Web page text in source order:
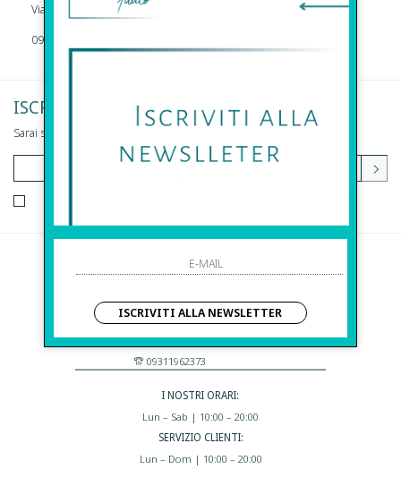
Via Della Maestranza , 23 96100 Siracusa
09311962373
ISCRIVITI ALLA NEWSLETTER
Sarai sempre aggiornato su offerte e promozioni.
Before S.r.l.s.
Via Della Maestranza , 23
96100 Siracusa - Italia
Eshop@apiedinudinelparcoboutique.com
09311962373
I NOSTRI ORARI:
Lun – Sab | 10:00 – 20:00
SERVIZIO CLIENTI:
Lun – Dom | 10:00 – 20:00
ISCRIVITI ALLA NEWSLETTER